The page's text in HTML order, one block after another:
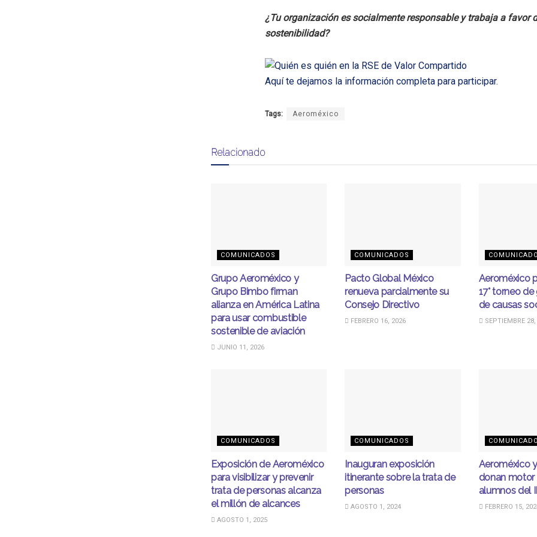
¿Tu organización es socialmente responsable y trabaja a favor
sostenibilidad?
Aquí te dejamos la información completa para participar.
Tags: Aeroméxico
Relacionado
COMUNICADOS
Grupo Aeroméxico y
Grupo Bimbo firman
alianza en América Latina
para usar combustible
sostenible de aviación
JUNIO 11, 2026
COMUNICADOS
Pacto Global México
renueva parcialmente su
Consejo Directivo
FEBRERO 16, 2026
Aeroméxico
17° torneo
de causas
SEPTIEMBRE
COMUNICADOS
Exposición de Aeroméxico
para visibilizar y prevenir
trata de personas alcanza
el millón de alcances
AGOSTO 1, 2025
COMUNICADOS
Inauguran exposición
itinerante sobre la trata de
personas
AGOSTO 1, 2024
Aeroméxico
donan motor
alumnos del
FEBRERO 15,